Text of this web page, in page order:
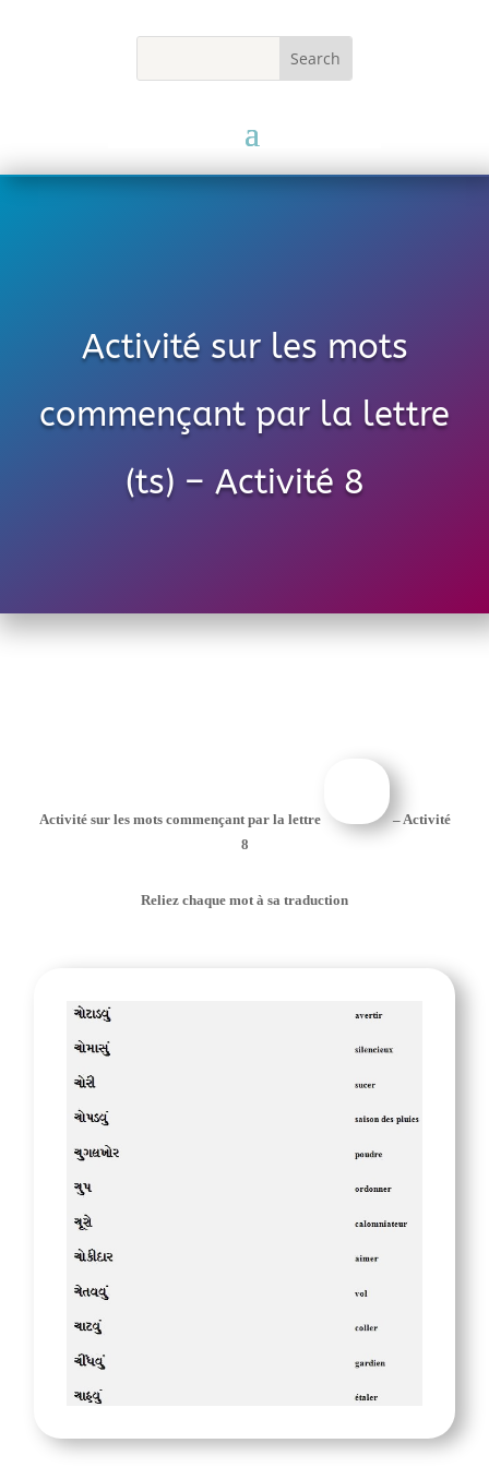
Activité sur les mots
commençant par la lettre
(ts) – Activité 8
Activité sur les mots commençant par la lettre
– Activité
8
Reliez chaque mot à sa traduction